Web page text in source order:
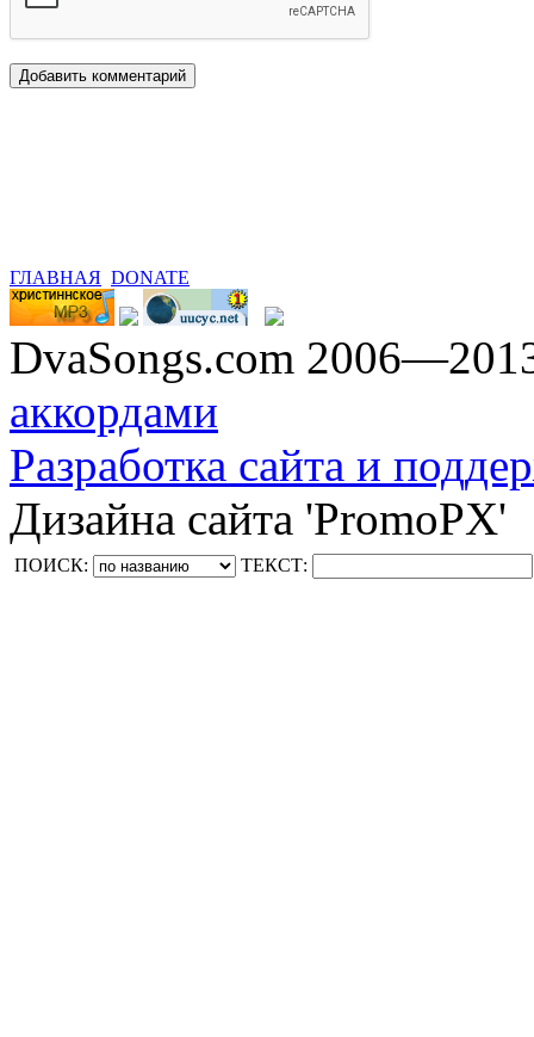
ГЛАВНАЯ DONATE
DvaSongs.com
аккордами
Разработка сайта и
Дизайна сайта 'PromoPX'
ПОИСК: ТЕКСТ: